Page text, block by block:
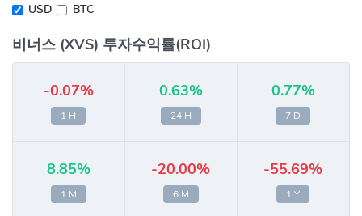
USD BTC
비너스 (XVS) 투자수익률(ROI)
-0.07%
1 H
0.63%
24 H
0.77%
7 D
8.85%
1 M
-20.00%
6 M
-55.69%
1 Y